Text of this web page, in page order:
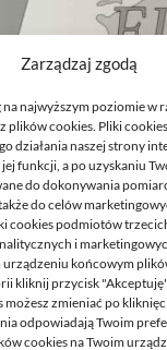
Zarządzaj zgodą
na najwyższym poziomie w
plików cookies. Pliki
działania naszej strony
funkcji, a po uzyskaniu
do dokonywania
do celów
cookies podmiotów
i
urządzeniu końcowym
kliknij przycisk
zmieniać po
odpowiadają Twoim
cookies na Twoim
księgowości
kroki